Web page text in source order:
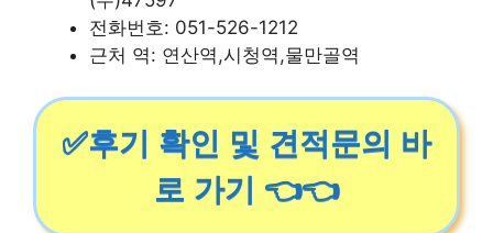
전화번호: 051-526-1212
근처 역: 연산역,시청역,물만골역
✅후기 확인 및 견적문의 바
로 가기 👈👈